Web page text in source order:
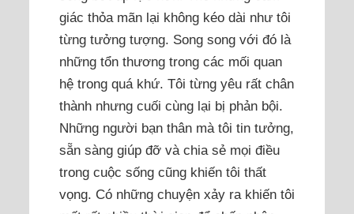
giác thỏa mãn lại không kéo dài như tôi
từng tưởng tượng. Song song với đó là
những tổn thương trong các mối quan
hệ trong quá khứ. Tôi từng yêu rất chân
thành nhưng cuối cùng lại bị phản bội.
Những người bạn thân mà tôi tin tưởng,
sẵn sàng giúp đỡ và chia sẻ mọi điều
trong cuộc sống cũng khiến tôi thất
vọng. Có những chuyện xảy ra khiến tôi